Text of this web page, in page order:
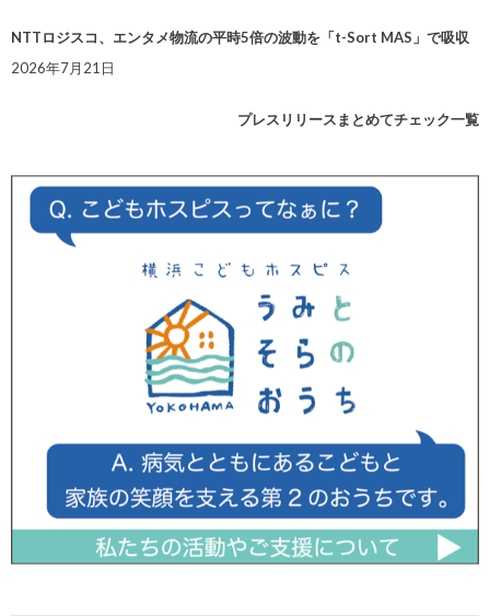
NTTロジスコ、エンタメ物流の平時5倍の波動を「t-Sort MAS」で吸収
2026年7月21日
プレスリリースまとめてチェック一覧